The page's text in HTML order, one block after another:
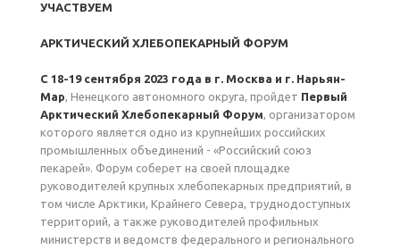
УЧАСТВУЕМ
АРКТИЧЕСКИЙ ХЛЕБОПЕКАРНЫЙ ФОРУМ
С 18-19 сентября 2023 года в г. Москва и г. Нарьян-
Мар, Ненецкого автономного округа, пройдет Первый
Арктический Хлебопекарный Форум, организатором
которого является одно из крупнейших российских
промышленных объединений - «Российский союз
пекарей». Форум соберет на своей площадке
руководителей крупных хлебопекарных предприятий, в
том числе Арктики, Крайнего Севера, труднодоступных
территорий, а также руководителей профильных
министерств и ведомств федерального и регионального